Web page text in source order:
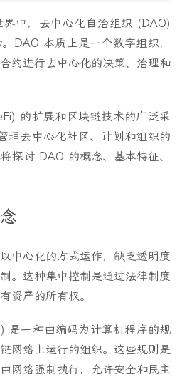
中，去中心化自治组织 (DAO)
DAO 本质上是一个数字组织，
约进行去中心化的决策、治理和
的扩展和区块链技术的广泛采
理去中心化社区、计划和组织的
探讨 DAO 的概念、基本特征、
中心化的方式运作，缺乏透明度
。这种集中控制是通过法律制度
资产的所有权。
是一种由编码为计算机程序的规
网络上运行的组织。这些规则是
网络强制执行，允许安全和民主